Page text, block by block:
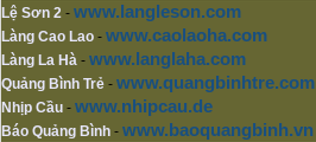
Lệ Sơn 2 - www.langleson.com
Làng Cao Lao - www.caolaoha.com
Làng La Hà - www.langlaha.com
Quảng Bình Trẻ - www.quangbinhtre.com
Nhịp Cầu - www.nhipcau.de
Báo Quảng Bình - www.baoquangbinh.vn